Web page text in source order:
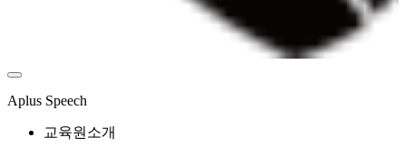
Aplus Speech
교육원소개